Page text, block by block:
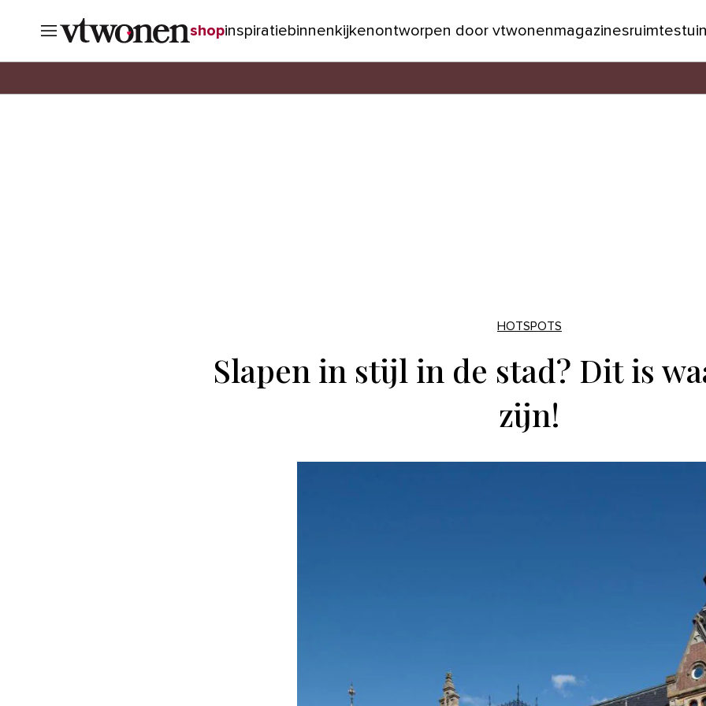
shopinspiratiebinnenkijkenontworpen door vtwonenmagazinesruimtes
HOTSPOTS
Slapen in stijl in de stad? Dit is
zijn!